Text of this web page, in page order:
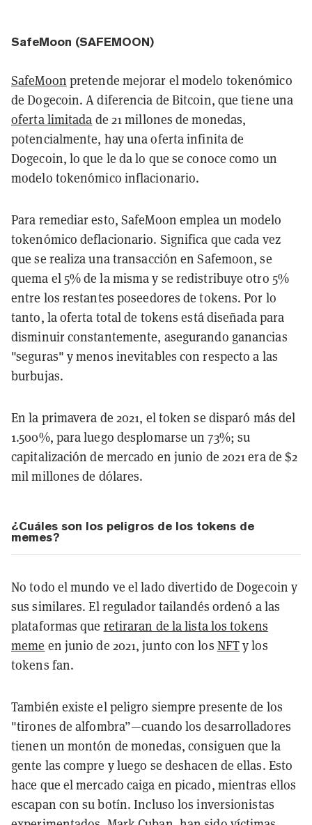
SafeMoon (SAFEMOON)
SafeMoon pretende mejorar el modelo tokenómico
de Dogecoin. A diferencia de Bitcoin, que tiene una
oferta limitada de 21 millones de monedas,
potencialmente, hay una oferta infinita de
Dogecoin, lo que le da lo que se conoce como un
modelo tokenómico inflacionario.
Para remediar esto, SafeMoon emplea un modelo
tokenómico deflacionario. Significa que cada vez
que se realiza una transacción en Safemoon, se
quema el 5% de la misma y se redistribuye otro 5%
entre los restantes poseedores de tokens. Por lo
tanto, la oferta total de tokens está diseñada para
disminuir constantemente, asegurando ganancias
"seguras" y menos inevitables con respecto a las
burbujas.
En la primavera de 2021, el token se disparó más del
1.500%, para luego desplomarse un 73%; su
capitalización de mercado en junio de 2021 era de $2
mil millones de dólares.
¿Cuáles son los peligros de los tokens de
memes?
No todo el mundo ve el lado divertido de Dogecoin y
sus similares. El regulador tailandés ordenó a las
plataformas que retiraran de la lista los tokens
meme en junio de 2021, junto con los NFTy los
tokens fan.
También existe el peligro siempre presente de los
"tirones de alfombra”—cuando los desarrolladores
tienen un montón de monedas, consiguen que la
gente las compre y luego se deshacen de ellas. Esto
hace que el mercado caiga en picado, mientras ellos
escapan con su botín. Incluso los inversionistas